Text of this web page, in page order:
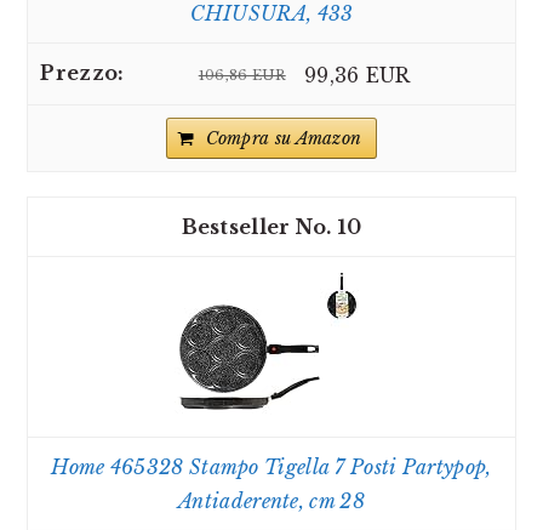
CHIUSURA, 433
106,86 EUR 99,36 EUR
Compra su Amazon
10
Home 465328 Stampo Tigella 7 Posti Partypop,
Antiaderente, cm 28